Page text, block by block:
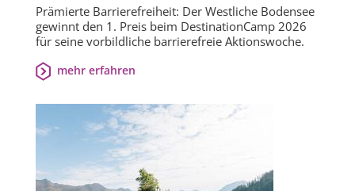
Prämierte Barrierefreiheit: Der Westliche Bodensee
gewinnt den 1. Preis beim DestinationCamp 2026
für seine vorbildliche barrierefreie Aktionswoche.
mehr erfahren